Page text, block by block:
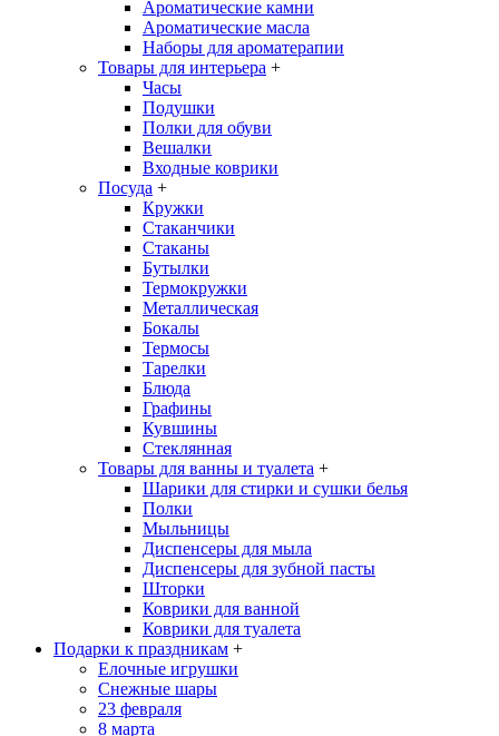
Ароматические камни
Ароматические масла
Наборы для ароматерапии
Товары для интерьера +
Часы
Подушки
Полки для обуви
Вешалки
Входные коврики
Посуда +
Кружки
Стаканчики
Стаканы
Бутылки
Термокружки
Металлическая
Бокалы
Термосы
Тарелки
Блюда
Графины
Кувшины
Стеклянная
Товары для ванны и туалета +
Шарики для стирки и сушки белья
Полки
Мыльницы
Диспенсеры для мыла
Диспенсеры для зубной пасты
Шторки
Коврики для ванной
Коврики для туалета
Подарки к праздникам +
Елочные игрушки
Снежные шары
23 февраля
8 марта